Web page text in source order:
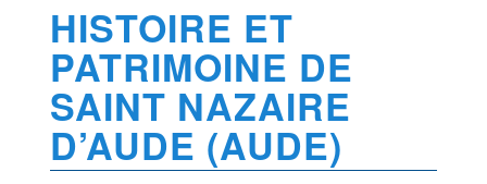
HISTOIRE ET
PATRIMOINE DE
SAINT NAZAIRE
D’AUDE (AUDE)